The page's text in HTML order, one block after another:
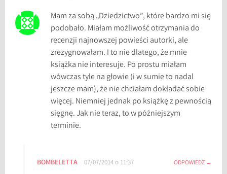
o
t
t
e
n
S
o
n
g
h
Mam za sobą „Dziedzictwo”, które bardzo mi się
podobało. Miałam możliwość otrzymania do
recenzji najnowszej powieści autorki, ale
zrezygnowałam. I to nie dlatego, że mnie
książka nie interesuje. Po prostu miałam
wówczas tyle na głowie (i w sumie to nadal
jeszcze mam), że nie chciałam dokładać sobie
więcej. Niemniej jednak po książkę z pewnością
sięgnę. Jak nie teraz, to w późniejszym
terminie.
BOMBELETTA 07/07/2014 o 11:37 ODPOWIEDZ